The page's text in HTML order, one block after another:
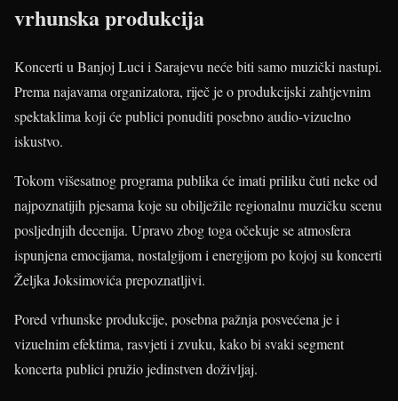
vrhunska produkcija
Koncerti u Banjoj Luci i Sarajevu neće biti samo muzički nastupi.
Prema najavama organizatora, riječ je o produkcijski zahtjevnim
spektaklima koji će publici ponuditi posebno audio-vizuelno
iskustvo.
Tokom višesatnog programa publika će imati priliku čuti neke od
najpoznatijih pjesama koje su obilježile regionalnu muzičku scenu
posljednjih decenija. Upravo zbog toga očekuje se atmosfera
ispunjena emocijama, nostalgijom i energijom po kojoj su koncerti
Željka Joksimovića prepoznatljivi.
Pored vrhunske produkcije, posebna pažnja posvećena je i
vizuelnim efektima, rasvjeti i zvuku, kako bi svaki segment
koncerta publici pružio jedinstven doživljaj.